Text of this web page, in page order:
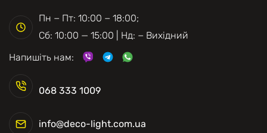
068 333 1009
info@deco-light.com.ua
Пн − Пт: 10:00 − 18:00;
Сб: 10:00 — 15:00 | Нд: − Вихідний
Напишіть нам: